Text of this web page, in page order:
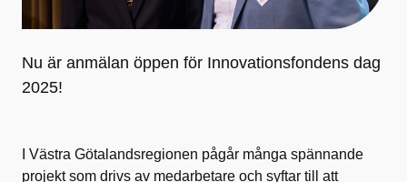
Nu är anmälan öppen för Innovationsfondens dag
2025!
I Västra Götalandsregionen pågår många spännande
projekt som drivs av medarbetare och syftar till att